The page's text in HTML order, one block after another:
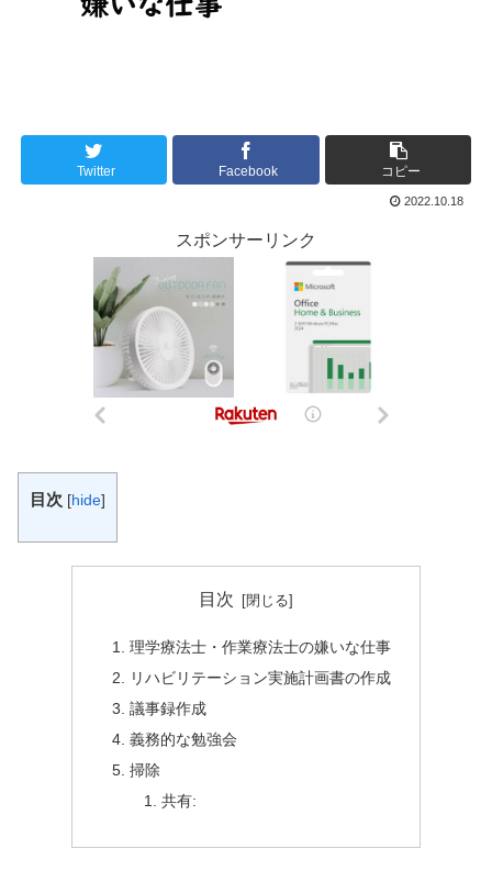
Twitter Facebook コピー
2022.10.18
スポンサーリンク
目次 [hide]
目次
理学療法士・作業療法士の嫌いな仕事
リハビリテーション実施計画書の作成
議事録作成
義務的な勉強会
掃除
共有: